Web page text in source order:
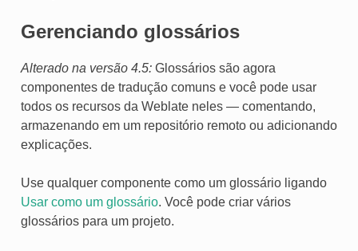
Gerenciando glossários
Alterado na versão 4.5: Glossários são agora
componentes de tradução comuns e você pode usar
todos os recursos da Weblate neles — comentando,
armazenando em um repositório remoto ou adicionando
explicações.
Use qualquer componente como um glossário ligando
Usar como um glossário. Você pode criar vários
glossários para um projeto.